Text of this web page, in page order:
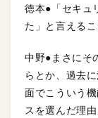
徳本●「セキュ
た」と言える
中野●まさにそ
らとか、過去
面でこういう
スを選んだ理